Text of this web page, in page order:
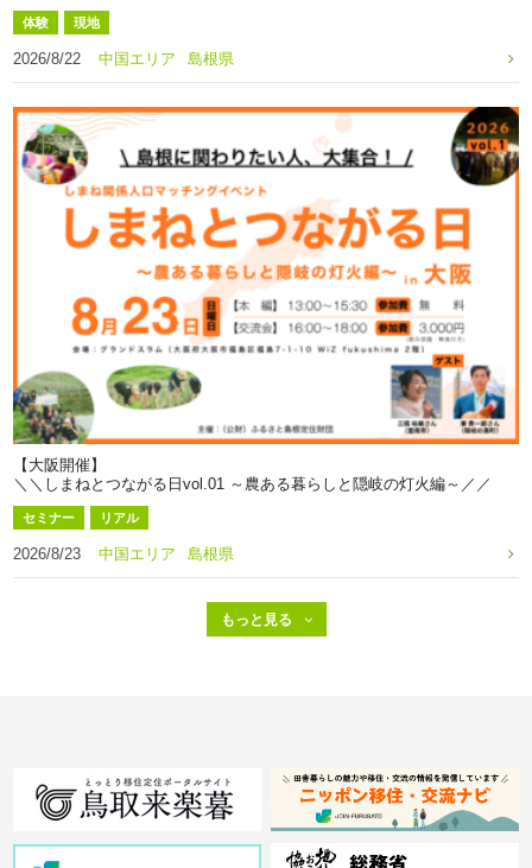
体験 現地
2026/8/22 中国エリア 島根県
【大阪開催】
＼＼しまねとつながる日vol.01 ～農ある暮らしと隠岐の灯火編～／／
セミナー リアル
2026/8/23 中国エリア 島根県